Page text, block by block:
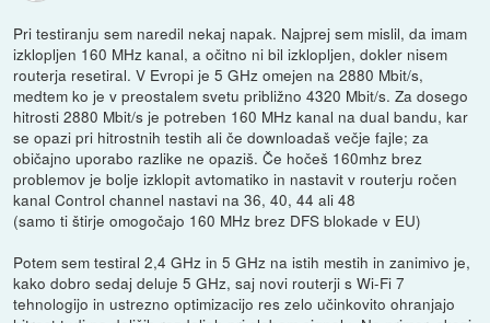
Pri testiranju sem naredil nekaj napak. Najprej sem mislil, da imam
izklopljen 160 MHz kanal, a očitno ni bil izklopljen, dokler nisem
routerja resetiral. V Evropi je 5 GHz omejen na 2880 Mbit/s,
medtem ko je v preostalem svetu približno 4320 Mbit/s. Za dosego
hitrosti 2880 Mbit/s je potreben 160 MHz kanal na dual bandu, kar
se opazi pri hitrostnih testih ali če downloadaš večje fajle; za
običajno uporabo razlike ne opaziš. Če hočeš 160mhz brez
problemov je bolje izklopit avtomatiko in nastavit v routerju ročen
kanal Control channel nastavi na 36, 40, 44 ali 48
(samo ti štirje omogočajo 160 MHz brez DFS blokade v EU)
Potem sem testiral 2,4 GHz in 5 GHz na istih mestih in zanimivo je,
kako dobro sedaj deluje 5 GHz, saj novi routerji s Wi-Fi 7
tehnologijo in ustrezno optimizacijo res zelo učinkovito ohranjajo